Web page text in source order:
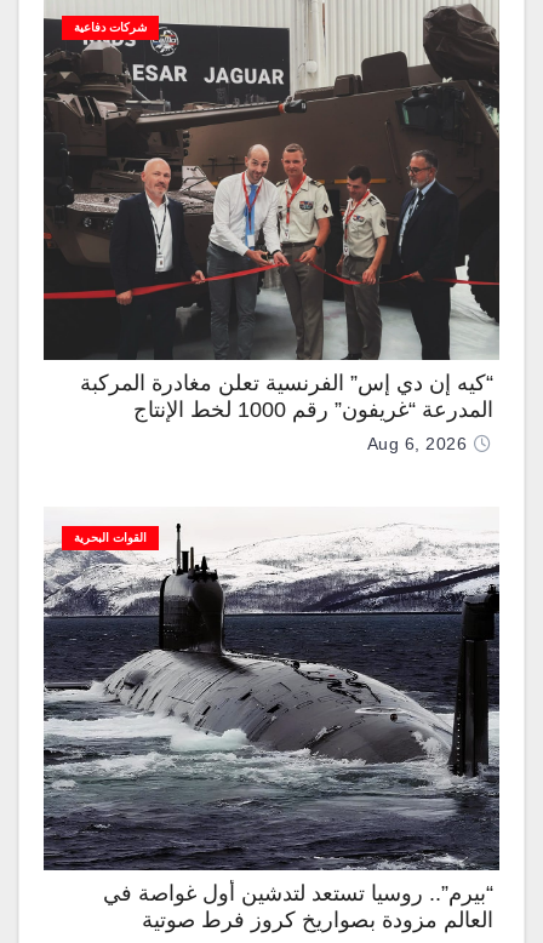
شركات دفاعية
“كيه إن دي إس” الفرنسية تعلن مغادرة المركبة
المدرعة “غريفون” رقم 1000 لخط الإنتاج
Aug 6, 2026
القوات البحرية
“بيرم”.. روسيا تستعد لتدشين أول غواصة في
العالم مزودة بصواريخ كروز فرط صوتية